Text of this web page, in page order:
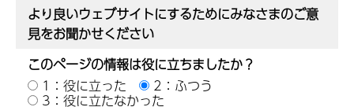
より良いウェブサイトにするためにみなさまのご意
見をお聞かせください
このページの情報は役に立ちましたか？
1：役に立った
2：ふつう
3：役に立たなかった